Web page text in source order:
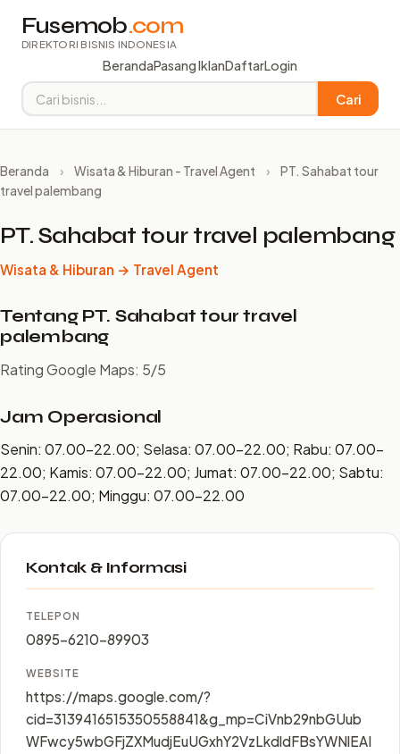
Fusemob.com
DIREKTORI BISNIS INDONESIA
BerandaPasang IklanDaftarLogin
Cari
Beranda › Wisata & Hiburan - Travel Agent ›
PT. Sahabat tour
travel palembang
PT. Sahabat tour travel palembang
Wisata & Hiburan → Travel Agent
Tentang PT. Sahabat tour travel
palembang
Rating Google Maps: 5/5
Jam Operasional
Senin: 07.00–22.00; Selasa: 07.00–22.00; Rabu: 07.00–
22.00; Kamis: 07.00–22.00; Jumat: 07.00–22.00; Sabtu:
07.00–22.00; Minggu: 07.00–22.00
Kontak & Informasi
TELEPON
0895-6210-89903
WEBSITE
https://maps.google.com/?
cid=3139416515350558841&g_mp=CiVnb29nbGUub
WFwcy5wbGFjZXMudjEuUGxhY2VzLkdldFBsYWNlEAI